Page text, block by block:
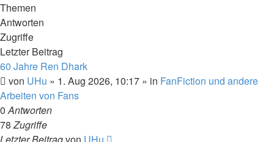
Themen
Antworten
Zugriffe
Letzter Beitrag
60 Jahre Ren Dhark
von UHu » 1. Aug 2026, 10:17 » in FanFiction und andere
Arbeiten von Fans
0Antworten
78Zugriffe